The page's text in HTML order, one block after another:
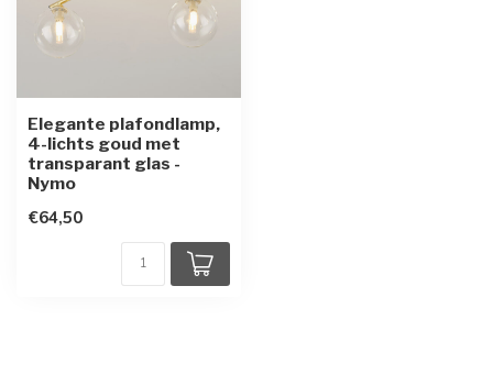
Elegante plafondlamp,
4-lichts goud met
transparant glas -
Nymo
€64,50